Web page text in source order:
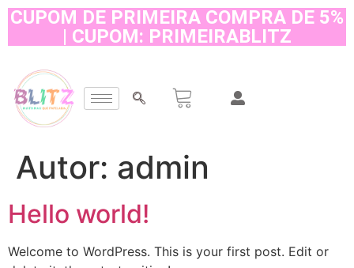
CUPOM DE PRIMEIRA COMPRA DE 5%
| CUPOM: PRIMEIRABLITZ
Autor: admin
Hello world!
Welcome to WordPress. This is your first post. Edit or